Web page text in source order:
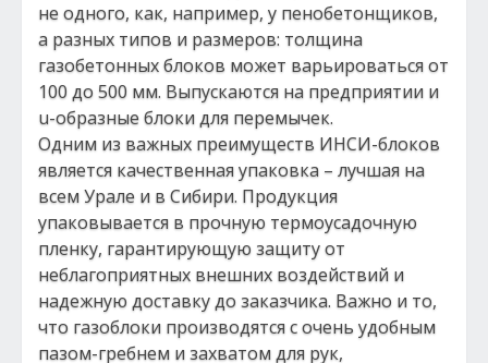
не одного, как, например, у пенобетонщиков,
а разных типов и размеров: толщина
газобетонных блоков может варьироваться от
100 до 500 мм. Выпускаются на предприятии и
u-образные блоки для перемычек.
Одним из важных преимуществ ИНСИ-блоков
является качественная упаковка – лучшая на
всем Урале и в Сибири. Продукция
упаковывается в прочную термоусадочную
пленку, гарантирующую защиту от
неблагоприятных внешних воздействий и
надежную доставку до заказчика. Важно и то,
что газоблоки производятся с очень удобным
пазом-гребнем и захватом для рук,